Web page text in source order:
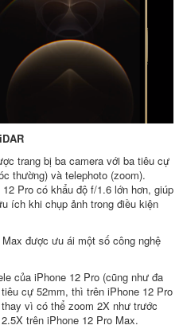
trang bị ba camera với ba tiêu cự
thường) và telephoto (zoom).
Pro có khẩu độ f/1.6 lớn hơn, giúp
ích khi chụp ảnh trong điều kiện
được ưu ái một số công nghệ
của iPhone 12 Pro (cũng như đa
cự 52mm, thì trên iPhone 12 Pro
vì có thể zoom 2X như trước
trên iPhone 12 Pro Max.